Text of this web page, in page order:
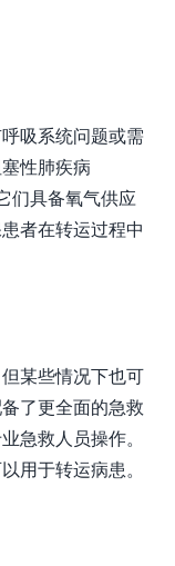
吸系统问题或需
性肺疾病
们具备氧气供应
者在转运过程中
某些情况下也可
了更全面的急救
急救人员操作。
用于转运病患。